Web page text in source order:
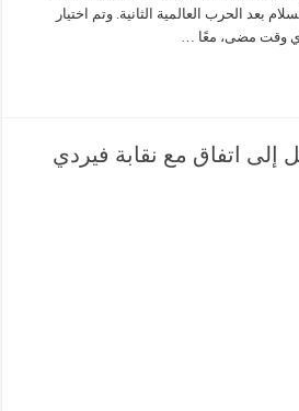
بعد الحرب العالمية الثانية. وتم اختيار
أي وقت مضى، معًا …
إلى اتفاق مع نقابة فيردي